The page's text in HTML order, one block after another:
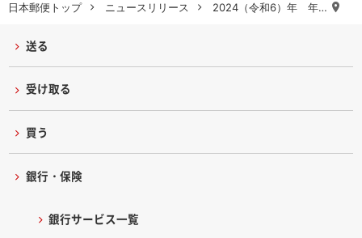
日本郵便トップ ニュースリリース 2024（令和6）年 年…
送る
受け取る
買う
銀行・保険
銀行サービス一覧